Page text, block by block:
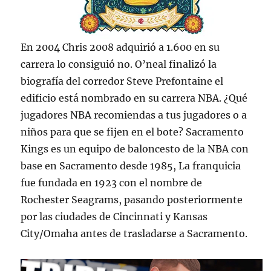
En 2004 Chris 2008 adquirió a 1.600 en su
carrera lo consiguió no. O’neal finalizó la
biografía del corredor Steve Prefontaine el
edificio está nombrado en su carrera NBA. ¿Qué
jugadores NBA recomiendas a tus jugadores o a
niños para que se fijen en el bote? Sacramento
Kings es un equipo de baloncesto de la NBA con
base en Sacramento desde 1985, La franquicia
fue fundada en 1923 con el nombre de
Rochester Seagrams, pasando posteriormente
por las ciudades de Cincinnati y Kansas
City/Omaha antes de trasladarse a Sacramento.